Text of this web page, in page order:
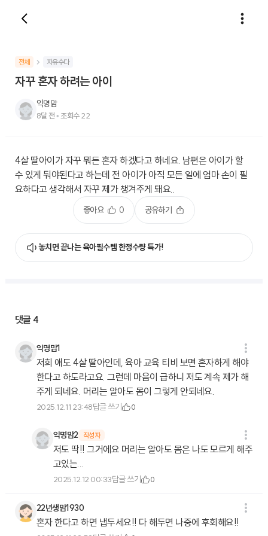
전체 자유수다
자꾸 혼자 하려는 아이
익명맘
8달 전 • 조회수22
4살 딸아이가 자꾸 뭐든 혼자 하겠다고 하네요. 남편은 아이가 할
수 있게 둬야된다고 하는데 전 아이가 아직 모든 일에 엄마 손이 필
요하다고 생각해서 자꾸 제가 챙겨주게 돼요..
좋아요 0 공유하기
놓치면 끝나는 육아필수템 한정수량 특가!
댓글 4
익명맘1
저희 애도 4살 딸아인데, 육아 교육 티비 보면 혼자하게 해야
한다고 하도라고요. 그런데 마음이 급하니 저도 계속 제가 해
주게 되네요. 머리는 알아도 몸이 그렇게 안되네요.
2025.12.11 23:48답글 쓰기 0
익명맘2 작성자
저도 딱!! 그거에요 머리는 알아도 몸은 나도 모르게 해주
고있는...
2025.12.12 00:33답글 쓰기 0
22년생맘1930
혼자 한다고 하면 냅두세요!! 다 해두면 나중에 후회해요!!